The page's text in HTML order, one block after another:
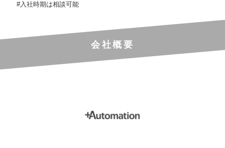
#入社時期は相談可能
会社概要